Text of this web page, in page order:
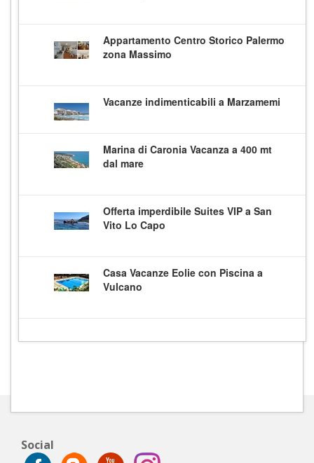
Appartamento Centro Storico Palermo
zona Massimo
Vacanze indimenticabili a Marzamemi
Marina di Caronia Vacanza a 400 mt
dal mare
Offerta imperdibile Suites VIP a San
Vito Lo Capo
Casa Vacanze Eolie con Piscina a
Vulcano
Social